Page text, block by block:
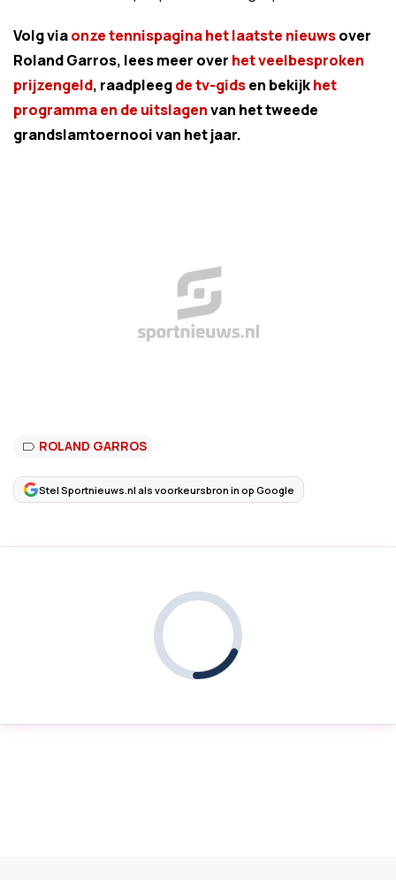
Volg viaonze tennispagina het laatste nieuwsover
Roland Garros, lees meer over het veelbesproken
prijzengeld, raadpleegde tv-gidsen bekijkhet
programma en de uitslagenvan het tweede
grandslamtoernooi van het jaar.
ROLAND GARROS
Stel Sportnieuws.nl als voorkeursbron in op Google